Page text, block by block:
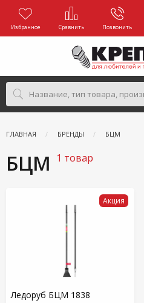
Избранное Сравнить Позвонить
ГЛАВНАЯ БРЕНДЫ БЦМ
БЦМ 1 товар
Акция
Ледоруб БЦМ 1838